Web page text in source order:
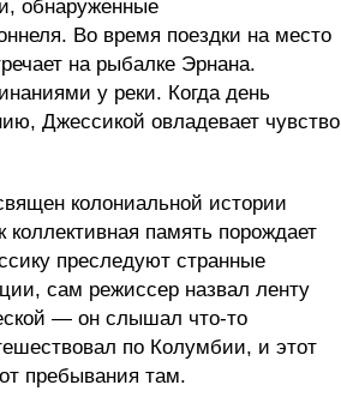
обнаруженные
Во время поездки на место
на рыбалке Эрнана.
у реки. Когда день
Джессикой овладевает чувство
колониальной истории
память порождает
преследуют странные
сам режиссер назвал ленту
— он слышал что-то
по Колумбии, и этот
пребывания там.